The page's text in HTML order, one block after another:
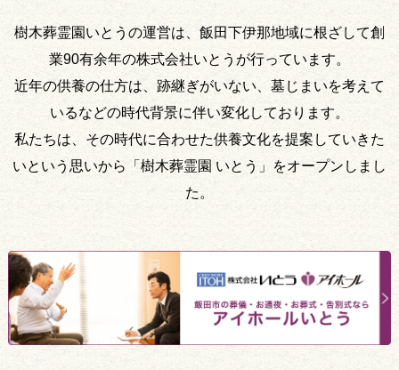
樹木葬霊園いとうの運営は、飯田下伊那地域に根ざして創
業90有余年の株式会社いとうが行っています。
近年の供養の仕方は、跡継ぎがいない、墓じまいを考えて
いるなどの時代背景に伴い変化しております。
私たちは、その時代に合わせた供養文化を提案していきた
いという思いから「樹木葬霊園 いとう」をオープンしまし
た。